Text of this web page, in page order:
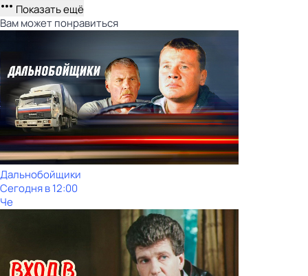
Показать ещё
Вам может понравиться
Дальнобойщики
Сегодня в 12:00
Че